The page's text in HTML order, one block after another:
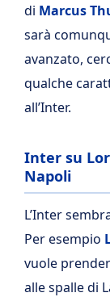
di Marcus
sarà
avanzato,
qualche
all’Inter.
Inter su
Napoli
L’Inter
Per esempio
vuole
alle spalle di